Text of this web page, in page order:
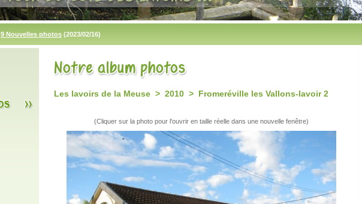
9 Nouvelles photos (2023/02/16)
Les lavoirs de la Meuse > 2010 > Fromeréville les Vallons-lavoir 2
(Cliquer sur la photo pour l'ouvrir en taille réelle dans une nouvelle fenêtre)